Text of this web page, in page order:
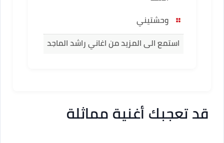
وحشتيني
استمع الى المزيد من اغاني راشد الماجد
قد تعجبك أغنية مماثلة